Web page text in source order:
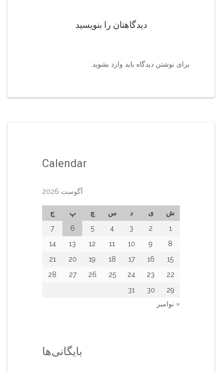
دیدگاهتان را بنویسید
برای نوشتن دیدگاه باید وارد بشوید
Calendar
آگوست 2026
ش ی د س چ پ
ج
1
2
3
4
5
6
7
8
9
10
11
12
13
14
15
16
17
18
19
20
21
22
23
24
25
26
27
28
29
30
31
« نوامبر
بایگانی‌ها